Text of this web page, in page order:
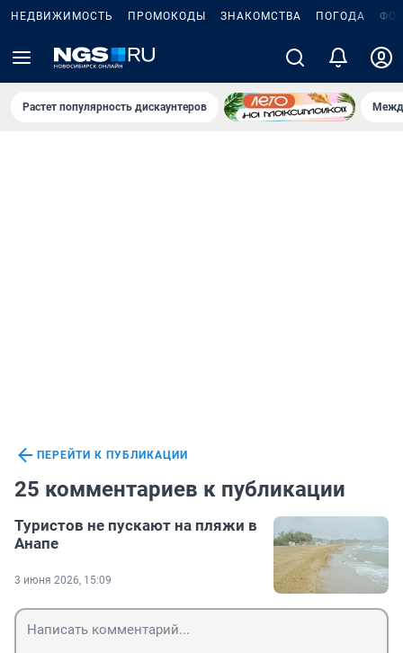
НЕДВИЖИМОСТЬ ПРОМОКОДЫ ЗНАКОМСТВА ПОГОДА
Растет популярность дискаунтеров
ПЕРЕЙТИ К ПУБЛИКАЦИИ
25 комментариев к публикации
Туристов не пускают на пляжи в
Анапе
3 июня 2026, 15:09